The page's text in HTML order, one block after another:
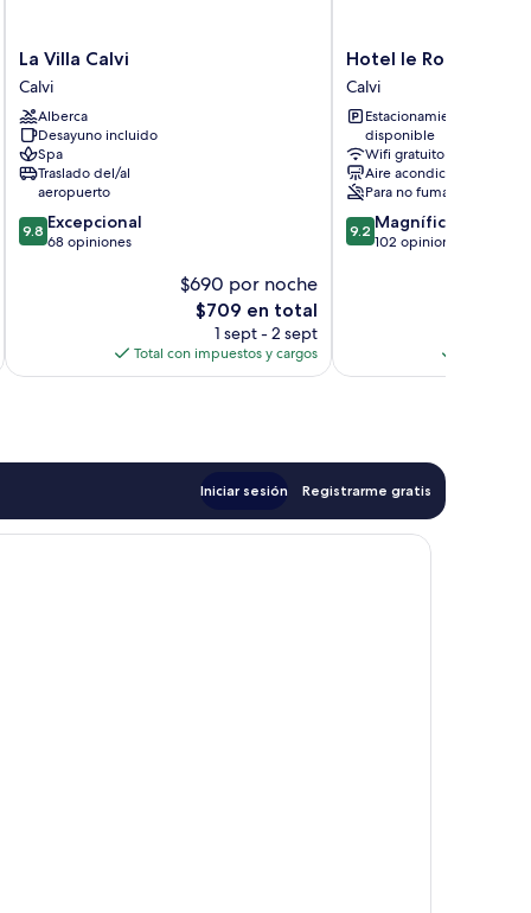
La
Villa
Calvi
Calvi
La Villa Calvi
Calvi
Alberca
Desayuno incluido
Spa
Traslado del/al
aeropuerto
9.8
de
9.8 Excepcional
68 opiniones
$690 por noche
El
precio
actual
es
$709 en total
1 sept - 2 sept
Total con impuestos y cargos
Hotel
le
Rocher
Calvi
Hotel le Rocher
Calvi
Estacionamiento
disponible
Wifi gratuito
Aire acondicionado
Para no fumadores
9.2
de
9.2 Magnífico
102 opiniones
Iniciar sesión Registrarme gratis